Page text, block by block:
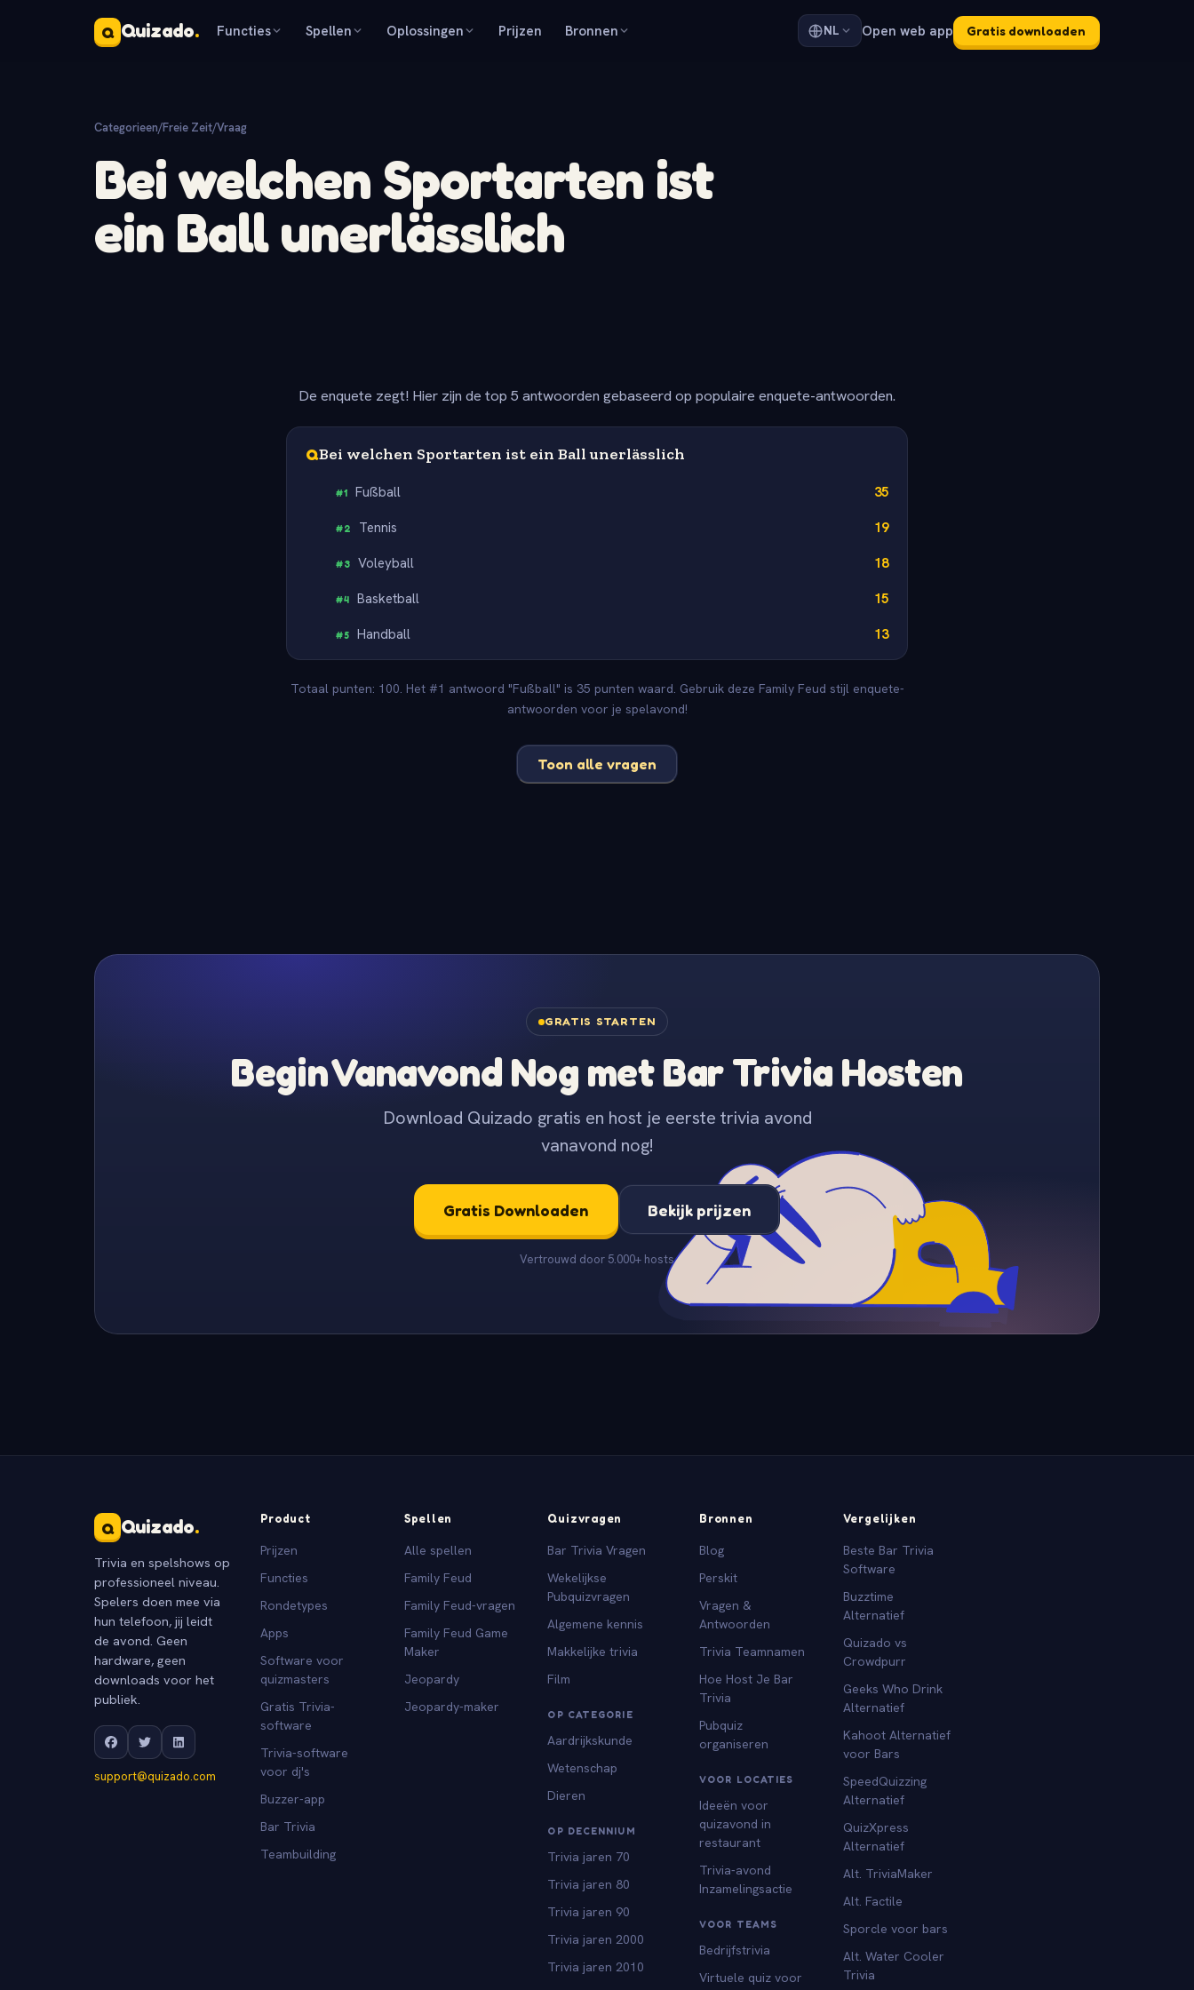
Q Quizado. Functies Spellen Oplossingen Prijzen Bronnen NL Open web app Gratis downloaden
Categorieen/Freie Zeit/Vraag
Bei welchen Sportarten ist
ein Ball unerlässlich
De enquete zegt! Hier zijn de top 5 antwoorden gebaseerd op populaire enquete-antwoorden.
QBei welchen Sportarten ist ein Ball unerlässlich
#1 Fußball 35
#2 Tennis 19
#3 Voleyball 18
#4 Basketball 15
#5 Handball 13
Totaal punten: 100. Het #1 antwoord "Fußball" is 35 punten waard. Gebruik deze Family Feud stijl enquete-
antwoorden voor je spelavond!
Toon alle vragen
GRATIS STARTEN
Begin Vanavond Nog met Bar Trivia Hosten
Download Quizado gratis en host je eerste trivia avond
vanavond nog!
Gratis Downloaden Bekijk prijzen
Vertrouwd door 5.000+ hosts
Q Quizado.
Trivia en spelshows op
professioneel niveau.
Spelers doen mee via
hun telefoon, jij leidt
de avond. Geen
hardware, geen
downloads voor het
publiek.
support@quizado.com
Product
Prijzen
Functies
Rondetypes
Apps
Software voor
quizmasters
Gratis Trivia-
software
Trivia-software
voor dj's
Buzzer-app
Bar Trivia
Teambuilding
Spellen
Alle spellen
Family Feud
Family Feud-vragen
Family Feud Game
Maker
Jeopardy
Jeopardy-maker
Quizvragen
Bar Trivia Vragen
Wekelijkse
Pubquizvragen
Algemene kennis
Makkelijke trivia
Film
OP CATEGORIE
Aardrijkskunde
Wetenschap
Dieren
OP DECENNIUM
Trivia jaren 70
Trivia jaren 80
Trivia jaren 90
Trivia jaren 2000
Trivia jaren 2010
Bronnen
Blog
Perskit
Vragen &
Antwoorden
Trivia Teamnamen
Hoe Host Je Bar
Trivia
Pubquiz
organiseren
VOOR LOCATIES
Ideeën voor
quizavond in
restaurant
Trivia-avond
Inzamelingsactie
VOOR TEAMS
Bedrijfstrivia
Virtuele quiz voor
Vergelijken
Beste Bar Trivia
Software
Buzztime
Alternatief
Quizado vs
Crowdpurr
Geeks Who Drink
Alternatief
Kahoot Alternatief
voor Bars
SpeedQuizzing
Alternatief
QuizXpress
Alternatief
Alt. TriviaMaker
Alt. Factile
Sporcle voor bars
Alt. Water Cooler
Trivia